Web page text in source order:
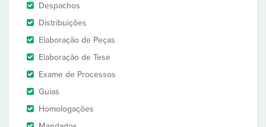
Despachos
Distribuições
Elaboração de Peças
Elaboração de Tese
Exame de Processos
Guias
Homologações